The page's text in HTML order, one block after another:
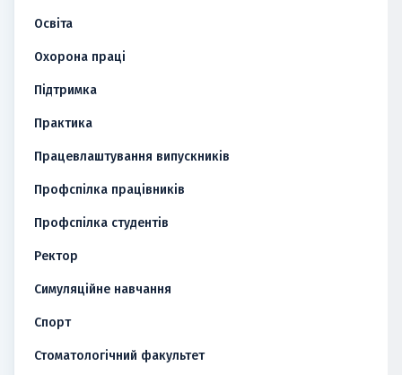
Освіта
Охорона праці
Підтримка
Практика
Працевлаштування випускників
Профспілка працівників
Профспілка студентів
Ректор
Симуляційне навчання
Спорт
Стоматологічний факультет